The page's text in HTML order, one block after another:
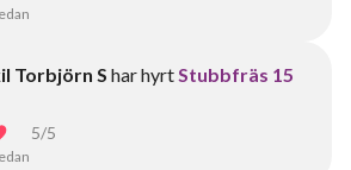
Torbjörn S har hyrtStubbfräs 15
5/5